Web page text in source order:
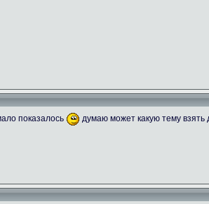
показалось думаю может какую тему взять